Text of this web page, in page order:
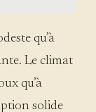
qu’à
Le climat
qu’à
solide